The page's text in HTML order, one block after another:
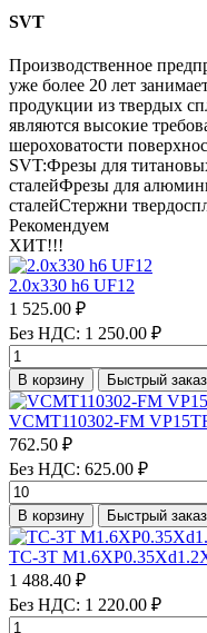
SVT
Производственное
уже более 20 лет
продукции из твердых
являются высокие
шероховатости
SVT:Фрезы для
сталейФрезы для
сталейСтержни
Рекомендуем
ХИТ!!!
2.0х330 h6 UF12
1 525.00 ₽
Без НДС: 1 250.00 ₽
В корзину Быстрый заказ
VCMT110302-FM
762.50 ₽
Без НДС: 625.00 ₽
В корзину Быстрый заказ
TC-3T
1 488.40 ₽
Без НДС: 1 220.00 ₽